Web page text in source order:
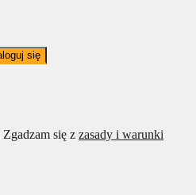
się
Zgadzam się z zasady i warunki